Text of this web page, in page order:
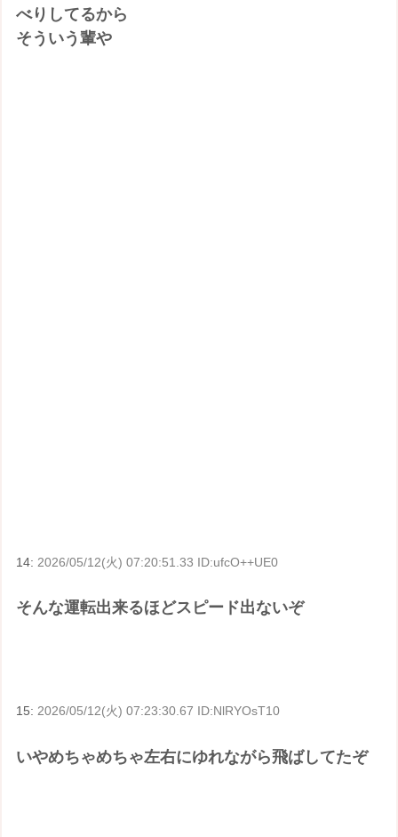
べりしてるから
そういう輩や
14: 2026/05/12(火) 07:20:51.33 ID:ufcO++UE0
そんな運転出来るほどスピード出ないぞ
15:2026/05/12(火) 07:23:30.67 ID:NlRYOsT10
いやめちゃめちゃ左右にゆれながら飛ばしてたぞ